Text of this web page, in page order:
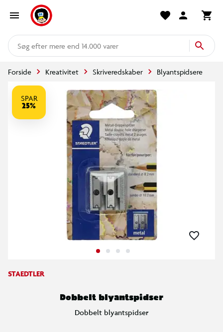
mere end 14.000 varer
Forside Kreativitet Skriveredskaber Blyantspidsere
SPAR
25%
STAEDTLER
Dobbelt blyantspidser
Dobbelt blyantspidser